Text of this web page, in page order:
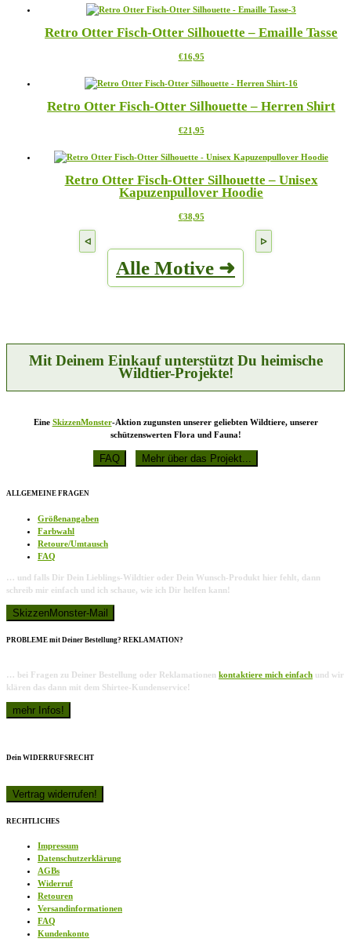
auf
Produktseite
werden
weist
Varianten
Die
können
der
gewählt
Retro Otter Fisch-Otter Silhouette – Emaille Tasse
€16,95Dieses
weist
Varianten
Die
können
der
Produktseite
werden
Retro Otter Fisch-Otter Silhouette – Herren Shirt
€21,95Dieses
weist
Varianten
auf.
Optionen
Produktseite
gewählt
Retro Otter Fisch-Otter Silhouette – Unisex
Kapuzenpullover Hoodie
€38,95Dieses
Varianten
auf.
Produktseite
gewählt
werden
Alle Motive ➜
Mit Deinem Einkauf unterstützt Du heimische
Wildtier-Projekte!
Eine SkizzenMonster-Aktion zugunsten unserer geliebten Wildtiere, unserer
schützenswerten Flora und Fauna!
ALLGEMEINE FRAGEN
Größenangaben
Farbwahl
Retoure/Umtausch
FAQ
… und falls Dir Dein Lieblings-Wildtier oder Dein Wunsch-Produkt hier fehlt, dann
schreib mir einfach und ich schaue, wie ich Dir helfen kann!
PROBLEME mit Deiner Bestellung? REKLAMATION?
… bei Fragen zu Deiner Bestellung oder Reklamationen kontaktiere mich einfach und wir
klären das dann mit dem Shirtee-Kundenservice!
Dein WIDERRUFSRECHT
RECHTLICHES
Impressum
Datenschutzerklärung
AGBs
Widerruf
Retouren
Versandinformationen
FAQ
Kundenkonto